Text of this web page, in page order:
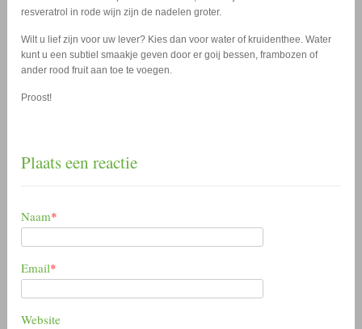
resveratrol in rode wijn zijn de nadelen groter.
Wilt u lief zijn voor uw lever? Kies dan voor water of kruidenthee. Water
kunt u een subtiel smaakje geven door er goij bessen, frambozen of
ander rood fruit aan toe te voegen.
Proost!
Plaats een reactie
Naam*
Email*
Website